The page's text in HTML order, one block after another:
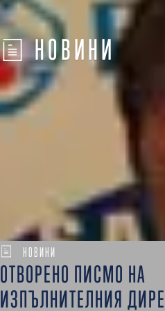
НОВИНИ
НОВИНИ
ОТВОРЕНО ПИСМО НА
ИЗПЪЛНИТЕЛНИЯ